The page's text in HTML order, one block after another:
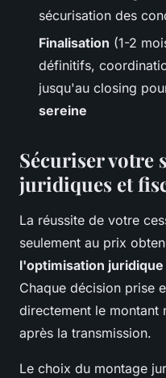
sécurisation des
Finalisation (1-2
définitifs,
jusqu'au closing
sereine
Sécuriser votre
juridiques et
La réussite de votre
seulement au prix
l'optimisation juridique
Chaque décision prise
directement le montant
après la transmission.
Le choix du montage